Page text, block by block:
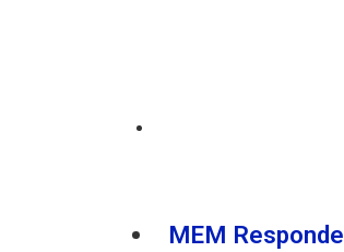
MEM Responde